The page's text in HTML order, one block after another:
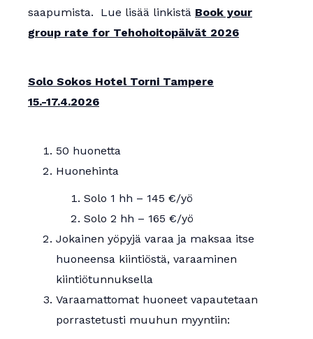
saapumista. Lue lisää linkistä Book your
group rate for Tehohoitopäivät 2026
Solo Sokos Hotel Torni Tampere
15.-17.4.2026
50 huonetta
Huonehinta
Solo 1 hh – 145 €/yö
Solo 2 hh – 165 €/yö
Jokainen yöpyjä varaa ja maksaa itse
huoneensa kiintiöstä, varaaminen
kiintiötunnuksella
Varaamattomat huoneet vapautetaan
porrastetusti muuhun myyntiin: